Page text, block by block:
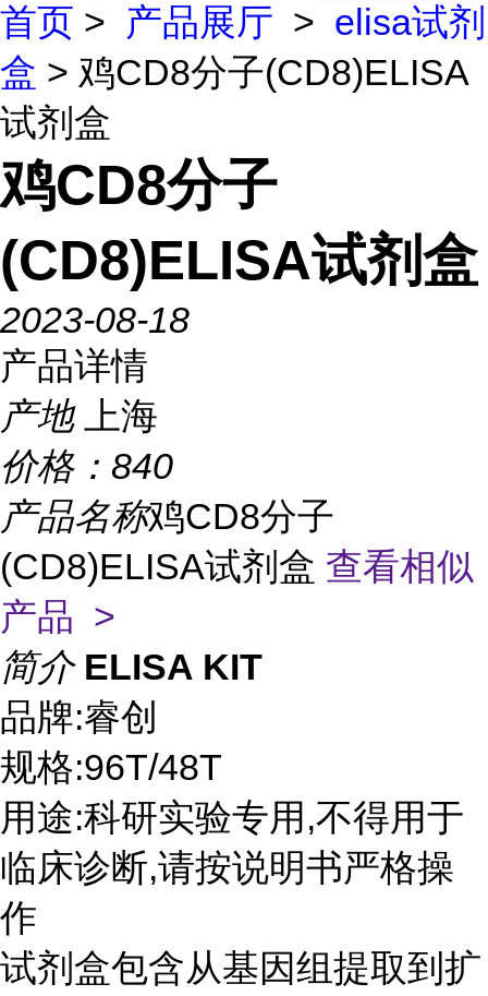
首页 > 产品展厅 > elisa试剂
盒 > 鸡CD8分子(CD8)ELISA
试剂盒
鸡CD8分子
(CD8)ELISA试剂盒
2023-08-18
产品详情
产地
上海
价格： 840
产品名称鸡CD8分子
(CD8)ELISA试剂盒 查看相似
产品 >
简介 ELISA KIT
品牌:睿创
规格:96T/48T
用途:科研实验专用,不得用于
临床诊断,请按说明书严格操
作
试剂盒包含从基因组提取到扩